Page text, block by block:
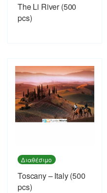
The Li River (500
pcs)
Διαθέσιμο
Toscany – Italy (500
pcs)